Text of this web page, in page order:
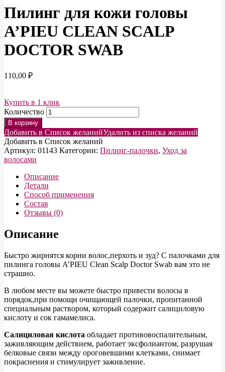
Пилинг для кожи головы
A’PIEU CLEAN SCALP
DOCTOR SWAB
110,00 ₽
Купить в 1 клик
Количество
В корзину
Добавить в Список желанийУдалить из списка желаний
Добавить в Список желаний
Артикул: 01143 Категории: Пилинг-палочки, Уход за
волосами
Описание
Детали
Способ применения
Состав
Отзывы (0)
Описание
Быстро жирнятся корни волос,перхоть и зуд? С палочками для
пилинга головы A’PIEU Clean Scalp Doctor Swab вам это не
страшно.
В любом месте вы можете быстро привести волосы в
порядок,при помощи очищающей палочки, пропитанной
специальным раствором, который содержит салициловую
кислоту и сок гамамелиса.
Салициловая кислота обладает противовоспалительным,
заживляющим действием, работает эксфолиантом, разрушая
белковые связи между ороговевшими клетками, снимает
покраснения и стимулирует заживление.